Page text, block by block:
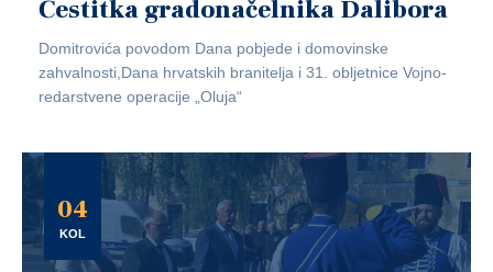
Čestitka gradonačelnika Dalibora
Domitrovića povodom Dana pobjede i domovinske
zahvalnosti,Dana hrvatskih branitelja i 31. obljetnice Vojno-
redarstvene operacije „Oluja“
04
KOL